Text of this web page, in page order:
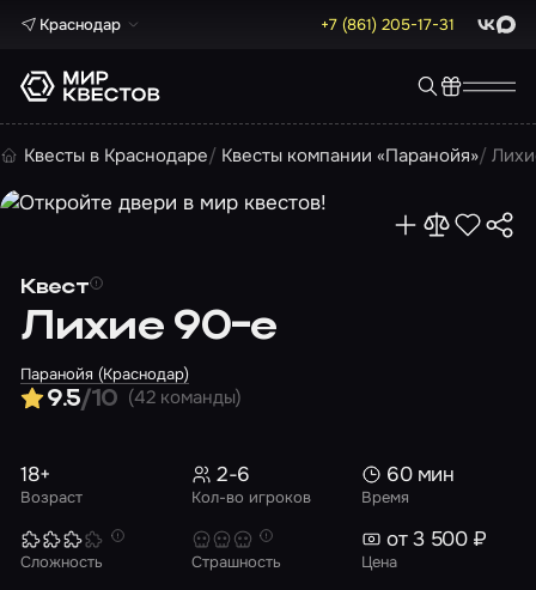
Краснодар +7 (861) 205-17-31 Max
Квесты в Краснодаре Квесты компании «Паранойя»
Квест
Лихие 90-е
Паранойя (Краснодар)
9.5/10 (42 команды)
Возраст
18+
Кол-во игроков
2-6
Время
60 мин
Сложность Страшность Цена
от 3 500 ₽